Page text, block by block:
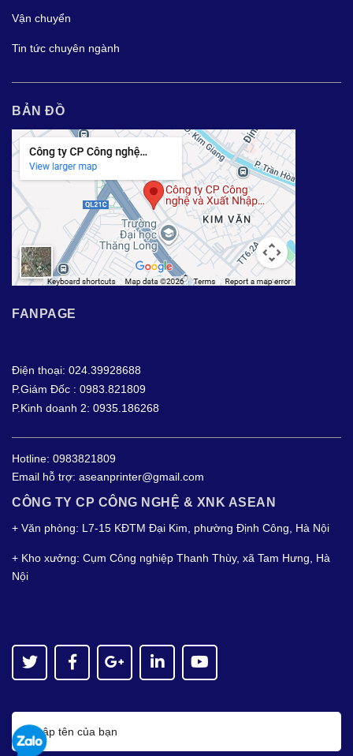
Vận chuyển
Tin tức chuyên ngành
BẢN ĐỒ
FANPAGE
Điện thoại: 024.39928688
P.Giám Đốc : 0983.821809
P.Kinh doanh 2: 0935.186268
Hotline: 0983821809
Email hỗ trợ: aseanprinter@gmail.com
CÔNG TY CP CÔNG NGHỆ & XNK ASEAN
+ Văn phòng: L7-15 KĐTM Đại Kim, phường Định Công, Hà Nội
+ Kho xưởng: Cụm Công nghiệp Thanh Thùy, xã Tam Hưng, Hà
Nội